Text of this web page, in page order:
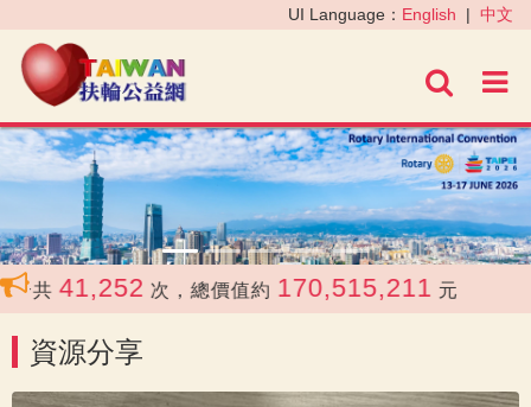
進階
UI Language： English | 中文
‹ ›
共 41,252 次，總價值約 170,515,211 元
資源分享